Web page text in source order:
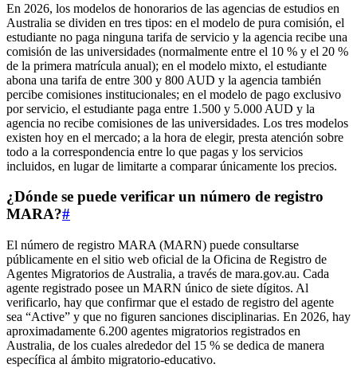
En 2026, los modelos de honorarios de las agencias de estudios en
Australia se dividen en tres tipos: en el modelo de pura comisión, el
estudiante no paga ninguna tarifa de servicio y la agencia recibe una
comisión de las universidades (normalmente entre el 10 % y el 20 %
de la primera matrícula anual); en el modelo mixto, el estudiante
abona una tarifa de entre 300 y 800 AUD y la agencia también
percibe comisiones institucionales; en el modelo de pago exclusivo
por servicio, el estudiante paga entre 1.500 y 5.000 AUD y la
agencia no recibe comisiones de las universidades. Los tres modelos
existen hoy en el mercado; a la hora de elegir, presta atención sobre
todo a la correspondencia entre lo que pagas y los servicios
incluidos, en lugar de limitarte a comparar únicamente los precios.
¿Dónde se puede verificar un número de registro
MARA?#
El número de registro MARA (MARN) puede consultarse
públicamente en el sitio web oficial de la Oficina de Registro de
Agentes Migratorios de Australia, a través de mara.gov.au. Cada
agente registrado posee un MARN único de siete dígitos. Al
verificarlo, hay que confirmar que el estado de registro del agente
sea “Active” y que no figuren sanciones disciplinarias. En 2026, hay
aproximadamente 6.200 agentes migratorios registrados en
Australia, de los cuales alrededor del 15 % se dedica de manera
específica al ámbito migratorio-educativo.